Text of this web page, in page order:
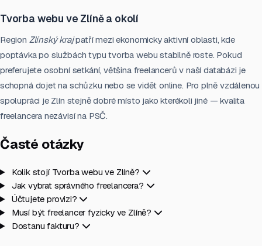
Tvorba webu ve Zlíně a okolí
Region Zlínský krajpatří mezi ekonomicky aktivní oblasti, kde
poptávka po službách typu tvorba webu stabilně roste. Pokud
preferujete osobní setkání, většina freelancerů v naší databázi je
schopná dojet na schůzku nebo se vidět online. Pro plně vzdálenou
spolupráci je Zlín stejně dobré místo jako kterékoli jiné — kvalita
freelancera nezávisí na PSČ.
Časté otázky
Kolik stojí Tvorba webu ve Zlíně?
Jak vybrat správného freelancera?
Účtujete provizi?
Musí být freelancer fyzicky ve Zlíně?
Dostanu fakturu?